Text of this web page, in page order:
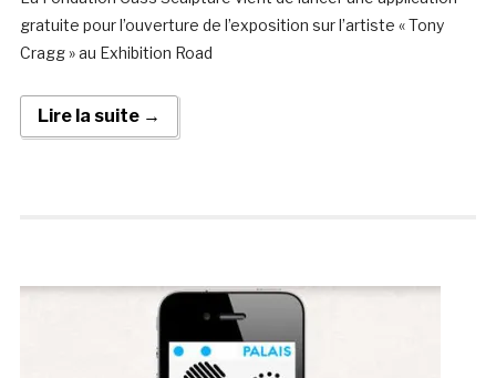
gratuite pour l’ouverture de l’exposition sur l’artiste « Tony
Cragg » au Exhibition Road
Lire la suite →